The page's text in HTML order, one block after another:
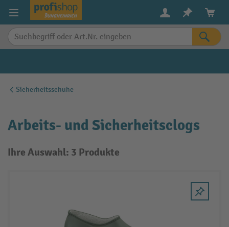
springen
Sicherheitsschuhe
Arbeits- und Sicherheitsclogs
Ihre Auswahl: 3 Produkte